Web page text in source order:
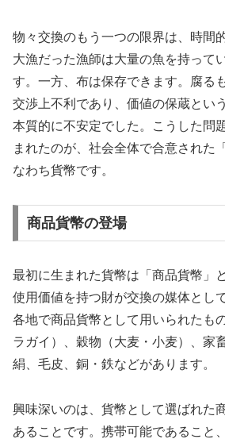
物々交換のもう一つの限界は、時間
大漁だった漁師は大量の魚を持って
す。一方、布は保存できます。腐る
交渉上不利であり、価値の保蔵とい
本質的に不安定でした。こうした問
まれたのが、社会全体で合意された
なわち貨幣です。
商品貨幣の登場
最初に生まれた貨幣は「商品貨幣」
使用価値を持つ財が交換の媒体とし
各地で商品貨幣として用いられたも
ラガイ）、穀物（大麦・小麦）、家
絹、毛皮、銅・鉄などがあります。
興味深いのは、貨幣として選ばれた
あることです。携帯可能であること